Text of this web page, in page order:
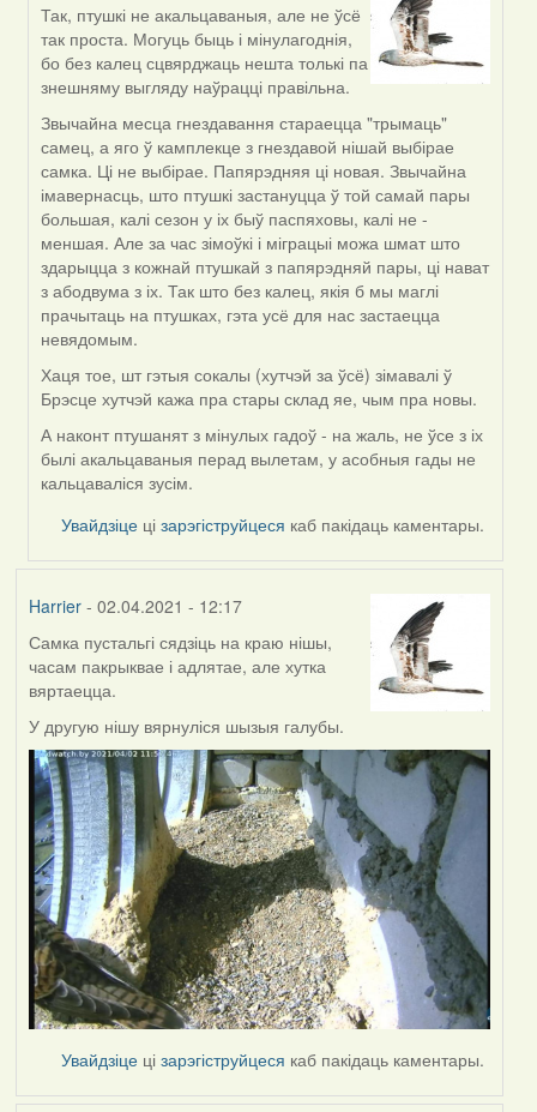
In
reply
to
by
ZNR
Так, птушкі не акальцаваныя, але не ўсё
так проста. Могуць быць і мінулагоднія,
бо без калец сцвярджаць нешта толькі па
знешняму выгляду наўрацці правільна.
Звычайна месца гнездавання стараецца "трымаць"
самец, а яго ў камплекце з гнездавой нішай выбірае
самка. Ці не выбірае. Папярэдняя ці новая. Звычайна
імавернасць, што птушкі застануцца ў той самай пары
большая, калі сезон у іх быў паспяховы, калі не -
меншая. Але за час зімоўкі і міграцыі можа шмат што
здарыцца з кожнай птушкай з папярэдняй пары, ці нават
з абодвума з іх. Так што без калец, якія б мы маглі
прачытаць на птушках, гэта усё для нас застаецца
невядомым.
Хаця тое, шт гэтыя сокалы (хутчэй за ўсё) зімавалі ў
Брэсце хутчэй кажа пра стары склад яе, чым пра новы.
А наконт птушанят з мінулых гадоў - на жаль, не ўсе з іх
былі акальцаваныя перад вылетам, у асобныя гады не
кальцаваліся зусім.
Увайдзіце цізарэгіструйцеся каб пакідаць каментары.
Harrier- 02.04.2021 - 12:17
Самка пустальгі сядзіць на краю нішы,
часам пакрыквае і адлятае, але хутка
вяртаецца.
У другую нішу вярнуліся шызыя галубы.
Увайдзіце цізарэгіструйцеся каб пакідаць каментары.